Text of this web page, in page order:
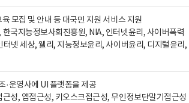
모집 및 안내 등 대국민 지원 서비스 지원
국지능정보사회진흥원, NIA, 인터넷윤리, 사이버폭력
넷 세상, 웰리, 지능정보윤리, 사이버윤리, 디지털윤리,
·운영사에 UI 플랫폼을 제공
성, 앱접근성, 키오스크접근성, 무인정보단말기접근성